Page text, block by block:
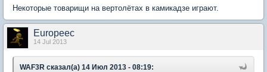
Некоторые товарищи на вертолётах в камикадзе играют.
Europeec
14 Jul 2013
WAF3R сказал(а) 14 Июл 2013 - 08:19: